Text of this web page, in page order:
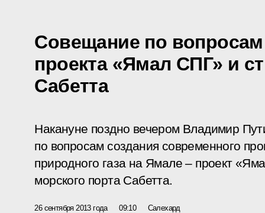
Совещание по
проекта «Ямал СПГ» и
Сабетта
Накануне поздно вечером Владимир
по вопросам создания современного
природного газа на Ямале – проект
морского порта Сабетта.
26 сентября 2013 года 09:10 Салехард